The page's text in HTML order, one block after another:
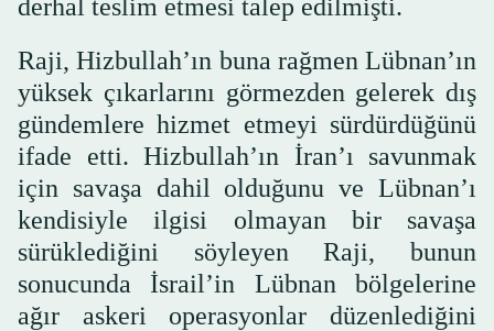
derhal teslim etmesi talep edilmişti.
Raji, Hizbullah’ın buna rağmen Lübnan’ın
yüksek çıkarlarını görmezden gelerek dış
gündemlere hizmet etmeyi sürdürdüğünü
ifade etti. Hizbullah’ın İran’ı savunmak
için savaşa dahil olduğunu ve Lübnan’ı
kendisiyle ilgisi olmayan bir savaşa
sürüklediğini söyleyen Raji, bunun
sonucunda İsrail’in Lübnan bölgelerine
ağır askeri operasyonlar düzenlediğini